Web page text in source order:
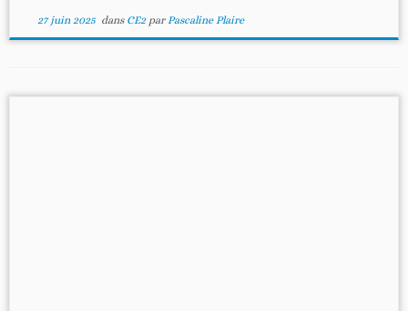
27 juin 2025dans CE2 parPascaline Plaire